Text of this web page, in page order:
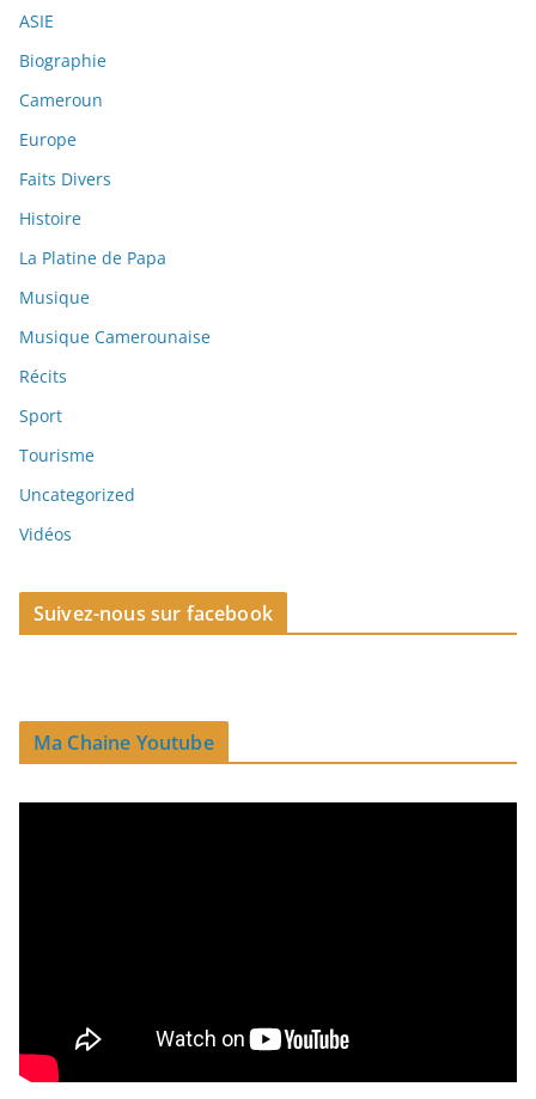
ASIE
Biographie
Cameroun
Europe
Faits Divers
Histoire
La Platine de Papa
Musique
Musique Camerounaise
Récits
Sport
Tourisme
Uncategorized
Vidéos
Suivez-nous sur facebook
Ma Chaine Youtube